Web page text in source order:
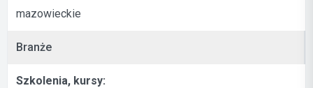
mazowieckie
Branże
Szkolenia, kursy: